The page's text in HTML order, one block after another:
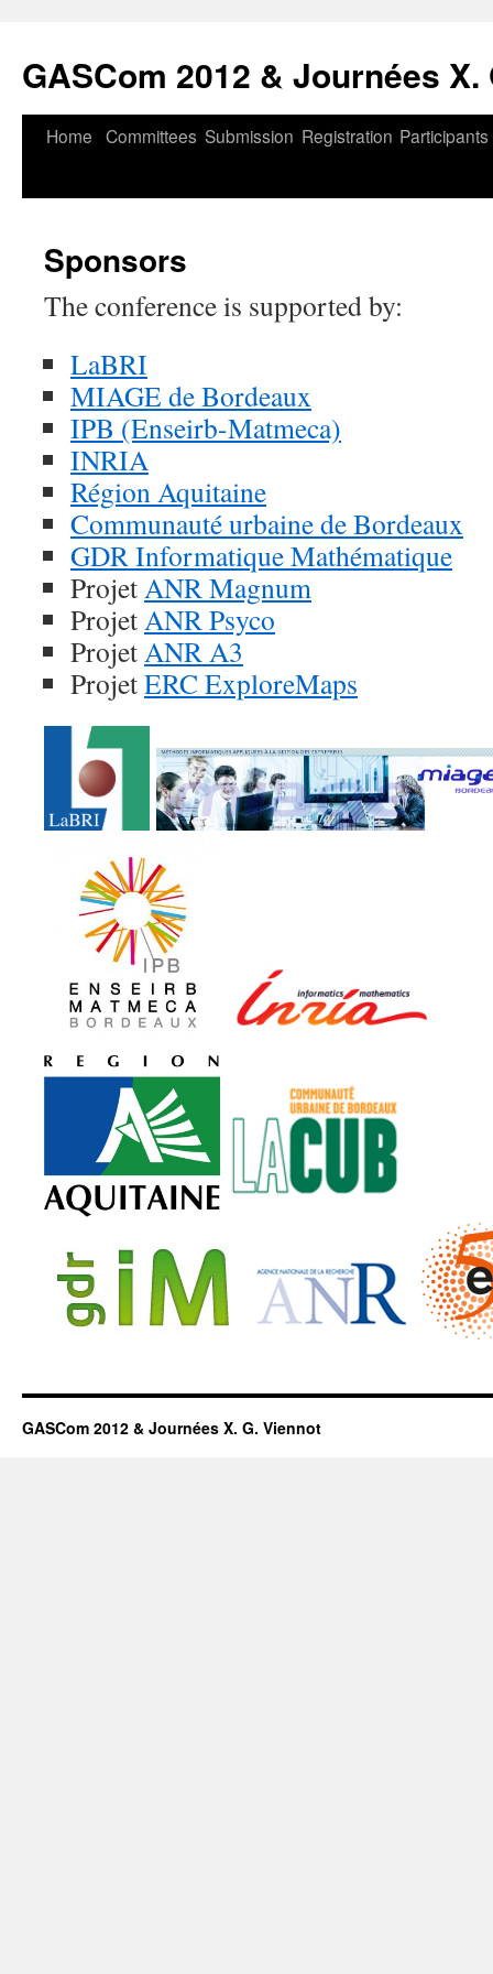
content
GASCom 2012 & Journées X.
Home Committees Submission Registration Participants
Sponsors
The conference is supported by:
LaBRI
MIAGE de Bordeaux
IPB (Enseirb-Matmeca)
INRIA
Région Aquitaine
Communauté urbaine de Bordeaux
GDR Informatique Mathématique
ProjetANR Magnum
ProjetANR Psyco
ProjetANR A3
ProjetERC ExploreMaps
GASCom 2012 & Journées X. G. Viennot